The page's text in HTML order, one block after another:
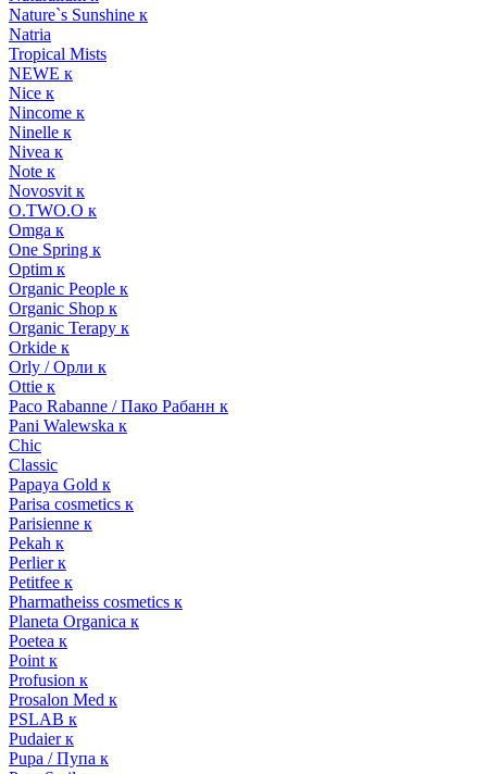
Nature`s Sunshine к
Natria
Tropical Mists
NEWE к
Nice к
Nincome к
Ninelle к
Nivea к
Note к
Novosvit к
O.TWO.O к
Omga к
One Spring к
Optim к
Organic People к
Organic Shop к
Organic Terapy к
Orkide к
Orly / Орли к
Ottie к
Paco Rabanne / Пако Рабанн к
Pani Walewska к
Chic
Classic
Papaya Gold к
Parisa cosmetics к
Parisienne к
Pekah к
Perlier к
Petitfee к
Pharmatheiss cosmetics к
Planeta Organica к
Poetea к
Point к
Profusion к
Prosalon Med к
PSLAB к
Pudaier к
Pupa / Пупа к